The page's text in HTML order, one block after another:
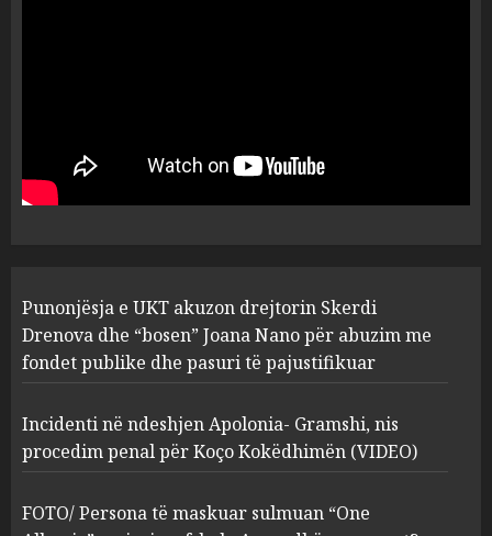
1
“bosen” Joana Nano për
abuzim me fondet publike dhe
pasuri të pajustifikuar
2
Apolonia- Gramshi, nis
procedim penal për Koço
Kokëdhimën (VIDEO)
MARCH 27, 2025
FOTO/ Persona të maskuar
sulmuan “One Albania”,
ngjarja u fsheh. A u vodhën
serverat?
Punonjësja e UKT akuzon drejtorin Skerdi
Drenova dhe “bosen” Joana Nano për abuzim me
fondet publike dhe pasuri të pajustifikuar
Incidenti në ndeshjen Apolonia- Gramshi, nis
procedim penal për Koço Kokëdhimën (VIDEO)
FOTO/ Persona të maskuar sulmuan “One